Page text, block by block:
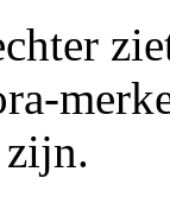
zijn.